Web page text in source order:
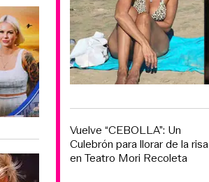
Vuelve “CEBOLLA”: Un
Culebrón para llorar de la risa
en Teatro Mori Recoleta